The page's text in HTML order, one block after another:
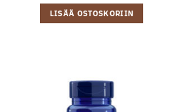
LISÄÄ OSTOSKORIIN